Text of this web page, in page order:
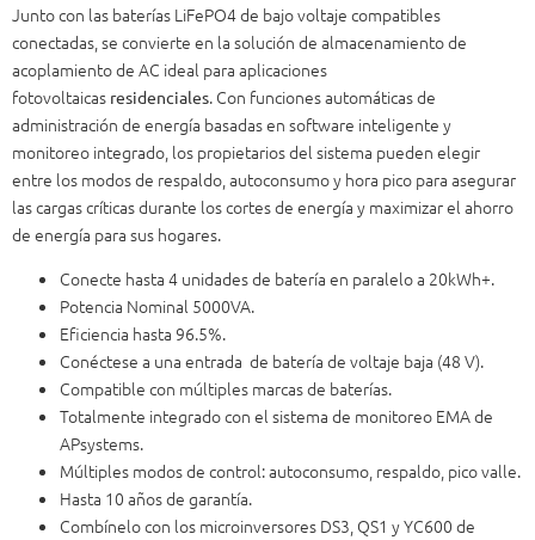
Junto con las baterías LiFePO4 de bajo voltaje compatibles
conectadas, se convierte en la solución de almacenamiento de
acoplamiento de AC ideal para aplicaciones
fotovoltaicas residenciales. Con funciones automáticas de
administración de energía basadas en software inteligente y
monitoreo integrado, los propietarios del sistema pueden elegir
entre los modos de respaldo, autoconsumo y hora pico para asegurar
las cargas críticas durante los cortes de energía y maximizar el ahorro
de energía para sus hogares.
Conecte hasta 4 unidades de batería en paralelo a 20kWh+.
Potencia Nominal 5000VA.
Eficiencia hasta 96.5%.
Conéctese a una entrada de batería de voltaje baja (48 V).
Compatible con múltiples marcas de baterías.
Totalmente integrado con el sistema de monitoreo EMA de
APsystems.
Múltiples modos de control: autoconsumo, respaldo, pico valle.
Hasta 10 años de garantía.
Combínelo con los microinversores DS3, QS1 y YC600 de